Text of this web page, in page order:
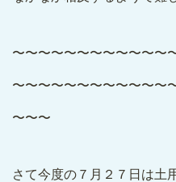
〜〜〜〜〜〜〜〜〜〜〜〜
〜〜〜〜〜〜〜〜〜〜〜〜
〜〜〜
さて今度の７月２７日は土